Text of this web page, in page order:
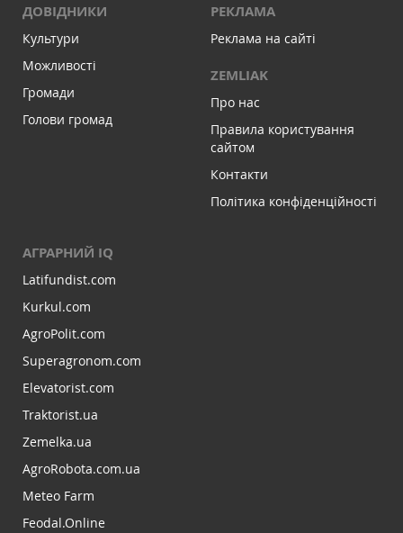
ДОВІДНИКИ
Культури
Можливості
Громади
Голови громад
РЕКЛАМА
Реклама на сайті
ZEMLIAK
Про нас
Правила користування
сайтом
Контакти
Політика конфіденційності
АГРАРНИЙ IQ
Latifundist.com
Kurkul.com
AgroPolit.com
Superagronom.com
Elevatorist.com
Traktorist.ua
Zemelka.ua
AgroRobota.com.ua
Meteo Farm
Feodal.Online